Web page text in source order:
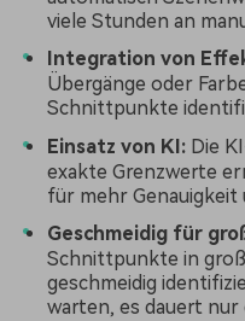
viele Stunden an
Integration von
Übergänge oder
Schnittpunkte
Einsatz von KI: Die
exakte Grenzwerte
für mehr Genauigkeit
Geschmeidig für
Schnittpunkte in
geschmeidig
warten, es dauert nur